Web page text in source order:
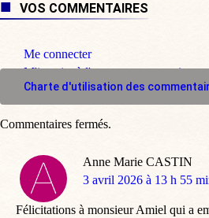
VOS COMMENTAIRES
Me connecter
M'inscrire à l'espace commentaire
Charte d'utilisation des
Anne Marie CASTIN
dit
3 avril 2026 à 13 h 55
Félicitations à monsieur Amiel qui a
Commentaires fermés.